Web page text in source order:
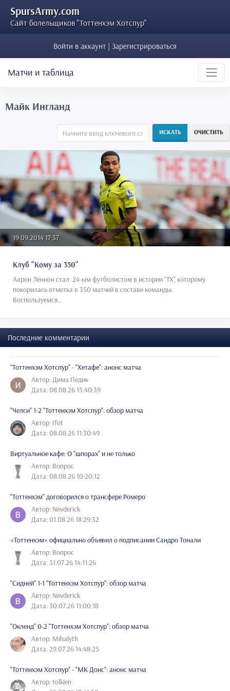
SpursArmy.com
Сайт болельщиков "Тоттенхэм Хотспур"
Войти в аккаунт | Зарегистрироваться
Матчи и таблица
Майк Ингланд
ИСКАТЬ ОЧИСТИТЬ
19.09.2014 17:37
Клуб "Кому за 350"
Аарон Леннон стал 24-ым футболистом в истории "ТХ", которому
покорилась отметка в 350 матчей в составе команды.
Воспользуемся...
Последние комментарии
"Тоттенхэм Хотспур" - "Хетафе": анонс матча
Автор: Дима Педик
Дата: 08.08.26 15:40:39
"Челси" 1-2 "Тоттенхэм Хотспур": обзор матча
Автор: iTot
Дата: 08.08.26 11:30:49
Виртуальное кафе: О "шпорах" и не только
Автор: Вопрос
Дата: 08.08.26 10:20:12
"Тоттенхэм" договорился о трансфере Ромеро
Автор: Nevderick
Дата: 01.08.26 18:29:32
«Тоттенхэм» официально объявил о подписании Сандро Тонали
Автор: Вопрос
Дата: 31.07.26 14:11:26
"Сидней" 1-1 "Тоттенхэм Хотспур": обзор матча
Автор: Nevderick
Дата: 30.07.26 11:00:18
"Окленд" 0-2 "Тоттенхэм Хотспур": обзор матча
Автор: Mihalyth
Дата: 29.07.26 14:48:25
"Тоттенхэм Хотспур" - "МК Донс": анонс матча
Автор: tolkien